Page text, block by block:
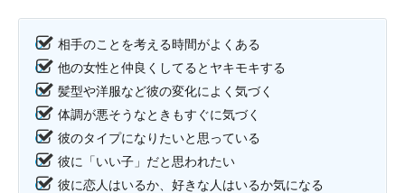
相手のことを考える時間がよくある
他の女性と仲良くしてるとヤキモキする
髪型や洋服など彼の変化によく気づく
体調が悪そうなときもすぐに気づく
彼のタイプになりたいと思っている
彼に「いい子」だと思われたい
彼に恋人はいるか、好きな人はいるか気になる